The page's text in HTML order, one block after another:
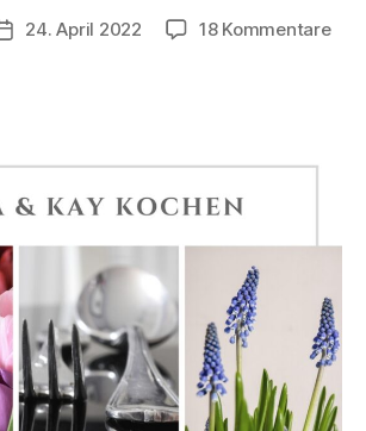
Veröffentlichungsdatum
24. April 2022 18 Kommentarezu